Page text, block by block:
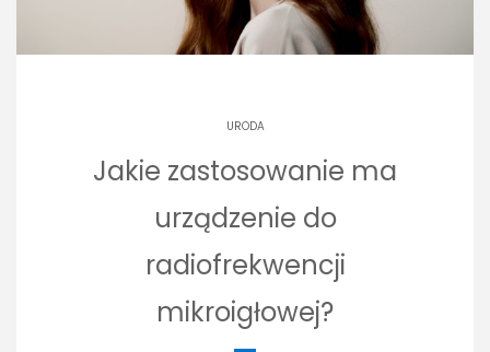
URODA
Jakie zastosowanie ma
urządzenie do
radiofrekwencji
mikroigłowej?